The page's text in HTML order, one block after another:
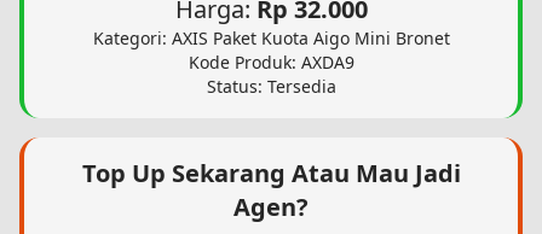
Harga: Rp 32.000
Kategori: AXIS Paket Kuota Aigo Mini Bronet
Kode Produk: AXDA9
Status: Tersedia
Top Up Sekarang Atau Mau Jadi
Agen?